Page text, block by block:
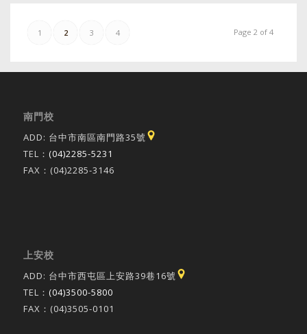
Page 2 of 4
1 2 3 4
南門校
ADD: 台中市南區南門路35號
TEL： (04)2285-5231
FAX：(04)2285-3146
上安校
ADD: 台中市西屯區上安路39巷16號
TEL： (04)3500-5800
FAX：(04)3505-0101